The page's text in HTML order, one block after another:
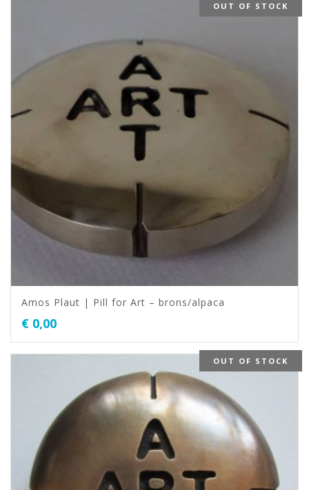
OUT OF STOCK
Amos Plaut | Pill for Art – brons/alpaca
€ 0,00
OUT OF STOCK